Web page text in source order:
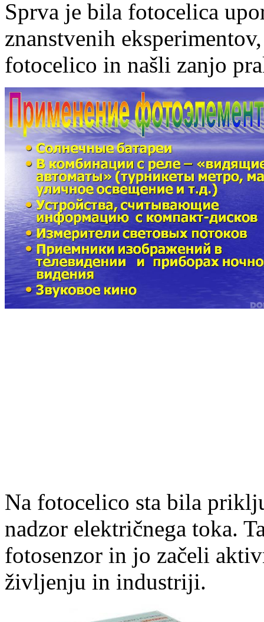
Sprva je bila fotocelica
znanstvenih
fotocelico in našli zanjo
Na fotocelico sta bila
nadzor električnega toka.
fotosenzor in jo začeli
življenju in industriji.